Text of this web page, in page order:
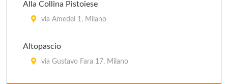
Alla Collina Pistoiese
via Amedei 1, Milano
Altopascio
via Gustavo Fara 17, Milano